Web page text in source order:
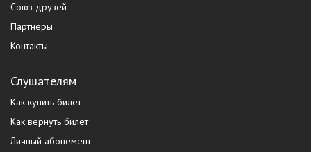
Союз друзей
Партнеры
Контакты
Слушателям
Как купить билет
Как вернуть билет
Личный абонемент